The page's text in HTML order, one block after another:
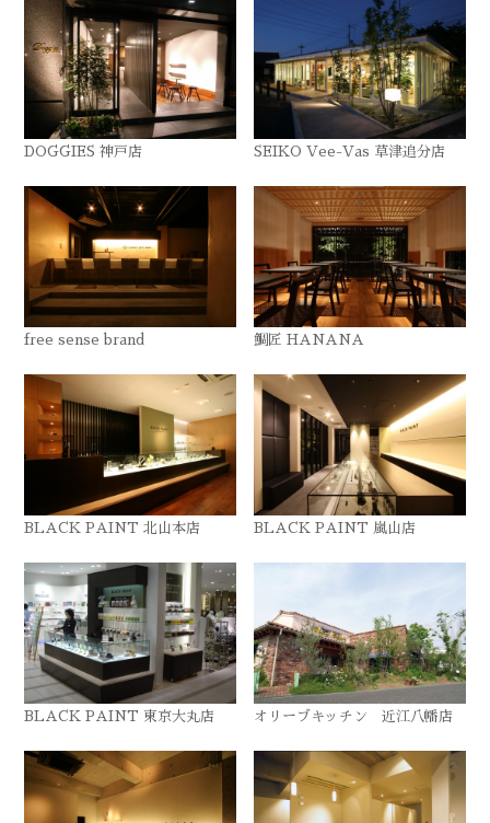
DOGGIES 神戸店 SEIKO Vee-Vas 草津追分店
free sense brand 鯛匠 HANANA
BLACK PAINT 北山本店 BLACK PAINT 嵐山店
BLACK PAINT 東京大丸店 オリーブキッチン 近江八幡店